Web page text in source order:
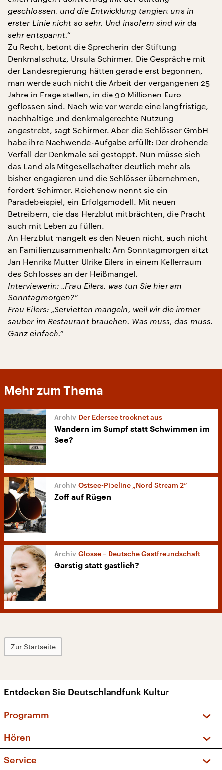
geschlossen, und die Entwicklung tangiert uns in
erster Linie nicht so sehr. Und insofern sind wir da
sehr entspannt.“
Zu Recht, betont die Sprecherin der Stiftung
Denkmalschutz, Ursula Schirmer. Die Gespräche mit
der Landesregierung hätten gerade erst begonnen,
man werde auch nicht die Arbeit der vergangenen 25
Jahre in Frage stellen, in die 90 Millionen Euro
geflossen sind. Nach wie vor werde eine langfristige,
nachhaltige und denkmalgerechte Nutzung
angestrebt, sagt Schirmer. Aber die Schlösser GmbH
habe ihre Nachwende-Aufgabe erfüllt: Der drohende
Verfall der Denkmale sei gestoppt. Nun müsse sich
das Land als Mitgesellschafter deutlich mehr als
bisher engagieren und die Schlösser übernehmen,
fordert Schirmer. Reichenow nennt sie ein
Paradebeispiel, ein Erfolgsmodell. Mit neuen
Betreibern, die das Herzblut mitbrächten, die Pracht
auch mit Leben zu füllen.
An Herzblut mangelt es den Neuen nicht, auch nicht
an Familienzusammenhalt: Am Sonntagmorgen sitzt
Jan Henriks Mutter Ulrike Eilers in einem Kellerraum
des Schlosses an der Heißmangel.
Interviewerin: „Frau Eilers, was tun Sie hier am
Sonntagmorgen?“
Frau Eilers: „Servietten mangeln, weil wir die immer
sauber im Restaurant brauchen. Was muss, das muss.
Ganz einfach.“
Mehr zum Thema
Der Edersee trocknet aus
Wandern im Sumpf statt Schwimmen im
See?
Ostsee-Pipeline „Nord Stream 2“
Zoff auf Rügen
Glosse – Deutsche Gastfreundschaft
Garstig statt gastlich?
Zur Startseite
Entdecken Sie Deutschlandfunk Kultur
Programm
Sendungen und Podcasts
Musikliste
Hören
Service